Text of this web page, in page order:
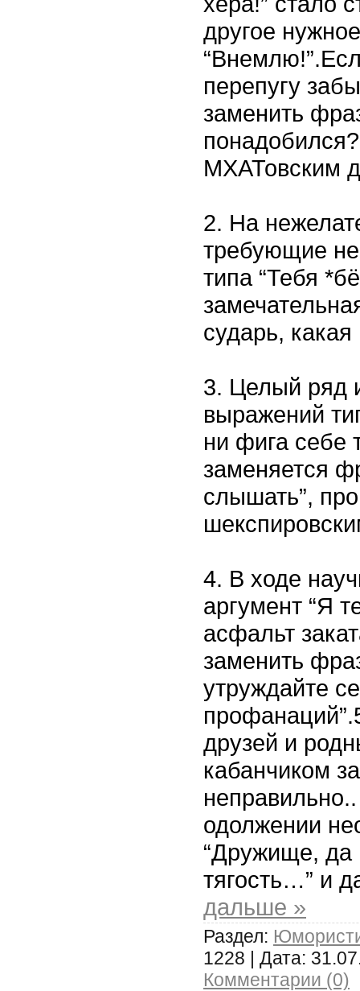
другое
перепугу
заменить
МХАТовским
2. На
требующие
типа “Тебя
сударь, какая
3. Целый ряд
выражений
ни фига себе
заменяется
слышать”,
4. В ходе
аргумент “Я
асфальт
заменить
утруждайте
друзей и
кабанчиком
одолжении
“Дружище, да
тягость…” и
дальше »
Раздел:
1228 | Дата:
Комментарии (0)